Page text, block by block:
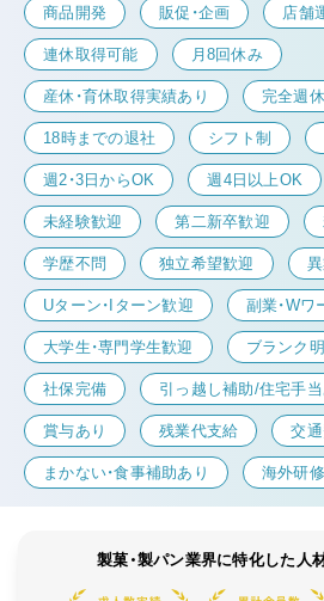
商品開発 販促・企画 店舗
連休取得可能 月8回休み
産休・育休取得実績あり 完全週
18時までの退社 シフト制
週2・3日からOK 週4日以上OK
未経験歓迎 第二新卒歓迎
学歴不問 独立希望歓迎
Uターン・Iターン歓迎 副業・Wワ
大学生・専門学生歓迎 ブランク
社保完備 引っ越し補助/住宅手当
賞与あり 残業代支給 交
まかない・食事補助あり 海外研
製菓・製パン業界に特化した人